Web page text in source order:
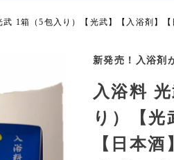
武 1箱（5包入り）【光武】【入浴剤】
新発売！入浴剤
入浴料
り）【光
【日本酒